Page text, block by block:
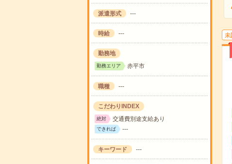
派遣形式 ---
時給 ---
勤務地
勤務エリア 赤平市
職種 ---
こだわりINDEX
絶対 交通費別途支給あり
できれば ---
キーワード ---
未